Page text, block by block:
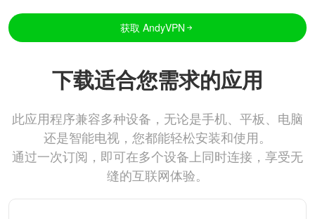
获取 AndyVPN
下载适合您需求的应用
此应用程序兼容多种设备，无论是手机、平板、电脑
还是智能电视，您都能轻松安装和使用。
通过一次订阅，即可在多个设备上同时连接，享受无
缝的互联网体验。